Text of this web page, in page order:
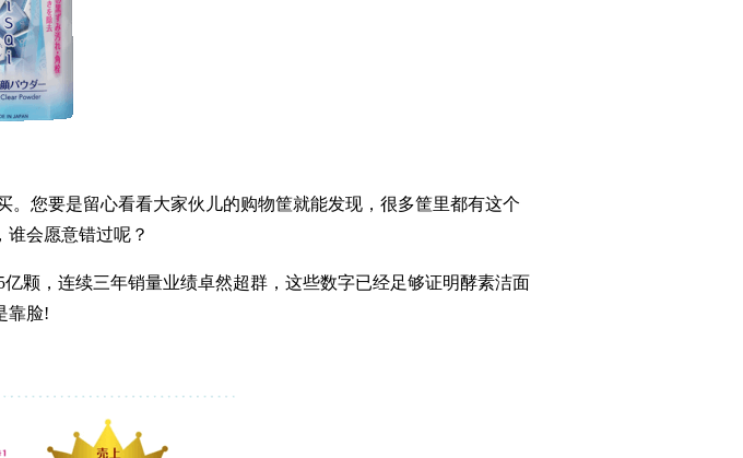
您要是留心看看大家伙儿的购物筐就能发现，很多筐里都有这个
会愿意错过呢？
颗，连续三年销量业绩卓然超群，这些数字已经足够证明酵素洁面
靠脸!